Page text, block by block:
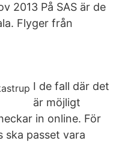
2013 På SAS är de
Flyger från
I de fall där det
är möjligt
in online. För
ska passet vara